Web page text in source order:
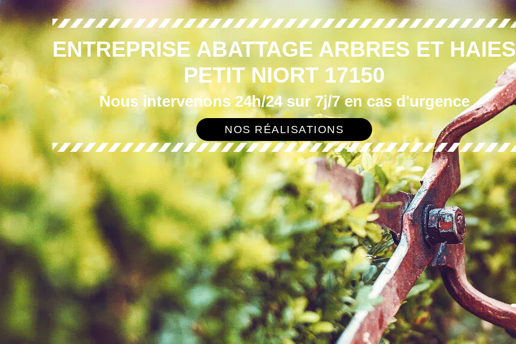
ENTREPRISE ABATTAGE ARBRES ET HAIES
PETIT NIORT 17150
Nous intervenons 24h/24 sur 7j/7 en cas d'urgence
NOS RÉALISATIONS